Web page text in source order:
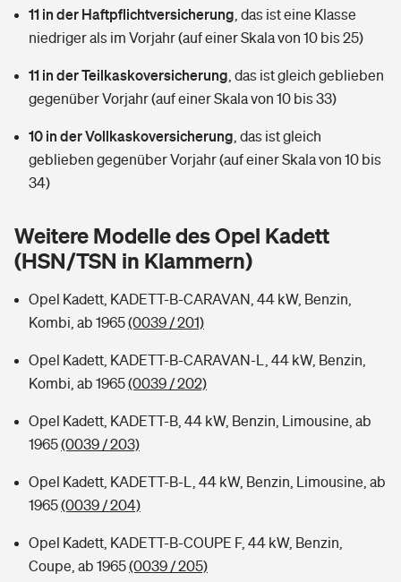
Wer versichert was: Jetzt Versicherer finden
Sie haben Fragen?
Mietkautionsversicherung
Restkreditversicherung
Zur Übersicht
Hochwasser-Check: Wie gefährdet ist Ihr Haus?
Wer versichert was: Jetzt Versicherer finden
Sie haben Fragen?
Kinderinvalidität
Reiseversicherung
Pferdehalter-Haftpflicht
Private Cyberversicherung
Musikinstrumentenversicherung
Zur Übersicht
Tools
Kinderunfall-Check: Mehr Sicherheit für deine Kids
Sie haben Fragen?
Tierkrankenversicherung
Wer versichert was: Jetzt Versicherer finden
Sie haben Fragen?
Rentenrechner: Wie viel Geld bekomme ich im Alter?
11 in der Haftpflichtversicherung das ist eine Klasse
niedriger als im Vorjahr (auf einer Skala von 10 bis 25)
11 in der Teilkaskoversicherung das ist gleich geblieben
gegenüber Vorjahr (auf einer Skala von 10 bis 33)
10 in der Vollkaskoversicherung das ist gleich
geblieben gegenüber Vorjahr (auf einer Skala von 10 bis
34)
Weitere Modelle des Opel Kadett
(HSN/TSN in Klammern)
Opel Kadett, KADETT-B-CARAVAN, 44 kW, Benzin,
Kombi, ab 1965(0039 / 201)
Opel Kadett, KADETT-B-CARAVAN-L, 44 kW, Benzin,
Kombi, ab 1965(0039 / 202)
Opel Kadett, KADETT-B, 44 kW, Benzin, Limousine, ab
1965(0039 / 203)
Opel Kadett, KADETT-B-L, 44 kW, Benzin, Limousine, ab
1965(0039 / 204)
Opel Kadett, KADETT-B-COUPE F, 44 kW, Benzin,
Coupe, ab 1965(0039 / 205)